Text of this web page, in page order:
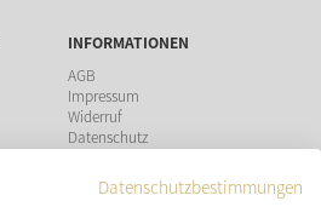
INFORMATIONEN
AGB
Impressum
Widerruf
Datenschutz
Datenschutzbestimmungen